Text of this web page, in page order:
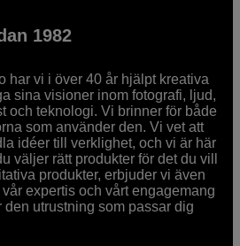
1982
har vi i över 40 år hjälpt kreativa
sina visioner inom fotografi, ljud,
och teknologi. Vi brinner för både
som använder den. Vi vet att
idéer till verklighet, och vi är här
väljer rätt produkter för det du vill
produkter, erbjuder vi även
expertis och vårt engagemang
den utrustning som passar dig